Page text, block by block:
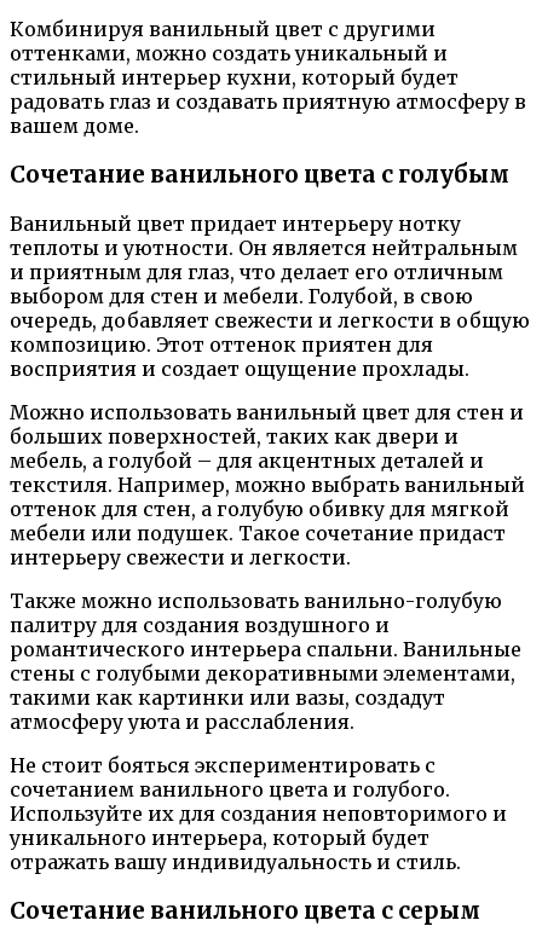
Комбинируя ванильный цвет с другими
оттенками, можно создать уникальный и
стильный интерьер кухни, который будет
радовать глаз и создавать приятную атмосферу в
вашем доме.
Сочетание ванильного цвета с голубым
Ванильный цвет придает интерьеру нотку
теплоты и уютности. Он является нейтральным
и приятным для глаз, что делает его отличным
выбором для стен и мебели. Голубой, в свою
очередь, добавляет свежести и легкости в общую
композицию. Этот оттенок приятен для
восприятия и создает ощущение прохлады.
Можно использовать ванильный цвет для стен и
больших поверхностей, таких как двери и
мебель, а голубой – для акцентных деталей и
текстиля. Например, можно выбрать ванильный
оттенок для стен, а голубую обивку для мягкой
мебели или подушек. Такое сочетание придаст
интерьеру свежести и легкости.
Также можно использовать ванильно-голубую
палитру для создания воздушного и
романтического интерьера спальни. Ванильные
стены с голубыми декоративными элементами,
такими как картинки или вазы, создадут
атмосферу уюта и расслабления.
Не стоит бояться экспериментировать с
сочетанием ванильного цвета и голубого.
Используйте их для создания неповторимого и
уникального интерьера, который будет
отражать вашу индивидуальность и стиль.
Сочетание ванильного цвета с серым